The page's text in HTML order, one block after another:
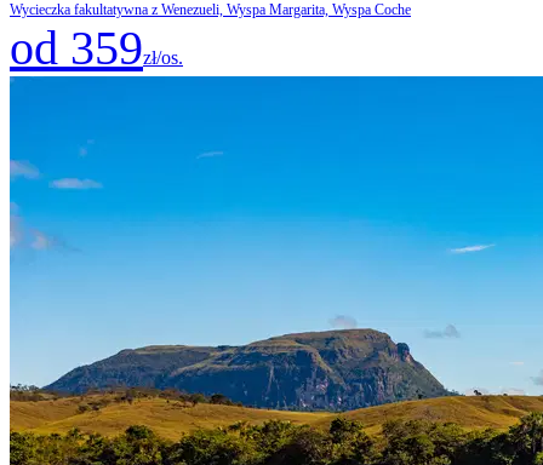
Wycieczka fakultatywna z Wenezueli, Wyspa Margarita, Wyspa Coche
od 359zł/os.